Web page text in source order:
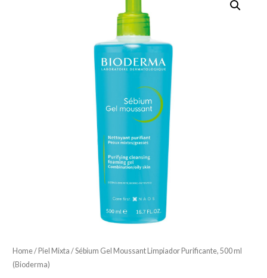
Home/ Piel Mixta / Sébium Gel Moussant Limpiador Purificante, 500 ml
(Bioderma)